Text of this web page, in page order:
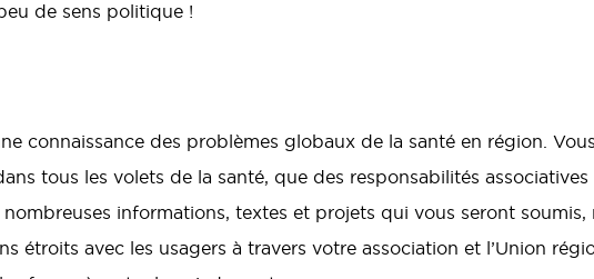
de sens politique !
connaissance des problèmes globaux de la santé en région.
tous les volets de la santé, que des responsabilités
informations, textes et projets qui vous seront soumis,
étroits avec les usagers à travers votre association et l’Union